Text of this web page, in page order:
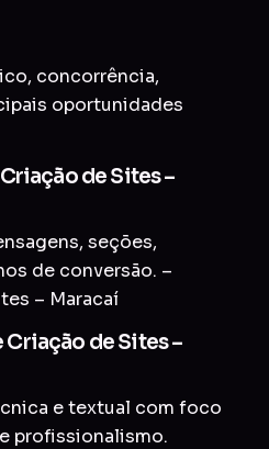
concorrência,
oportunidades
de Sites –
seções,
de conversão. –
– Maracaí
Criação de Sites –
e textual com foco
profissionalismo.